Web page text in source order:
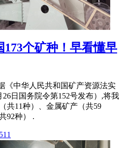
173个矿种！早看懂早
《中华人民共和国矿产资源法实
26日国务院令第152号发布）,将我
共11种）、金属矿产（共59
92种） .